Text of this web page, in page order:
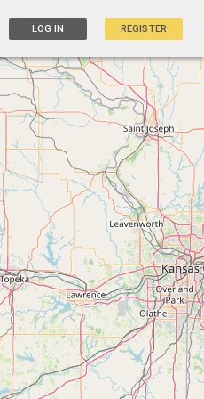
LOG IN REGISTER